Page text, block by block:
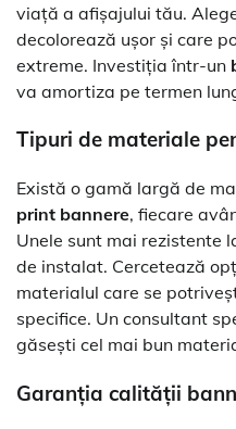
viață a afișajului tău.
decolorează ușor și care
extreme. Investiția într-un
va amortiza pe termen
Tipuri de materiale
Există o gamă largă de
print bannere, fiecare
Unele sunt mai rezistente
de instalat. Cercetează
materialul care se
specifice. Un consultant
găsești cel mai bun
Garanția calității